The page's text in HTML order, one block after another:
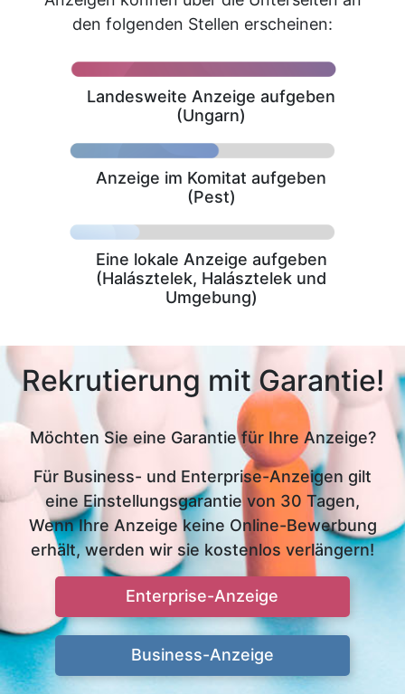
den folgenden Stellen erscheinen:
Landesweite Anzeige aufgeben
(Ungarn)
Anzeige im Komitat aufgeben
(Pest)
Eine lokale Anzeige aufgeben
(Halásztelek, Halásztelek und
Umgebung)
Rekrutierung mit Garantie!
Möchten Sie eine Garantie für Ihre Anzeige?
Für Business- und Enterprise-Anzeigen gilt
eine Einstellungsgarantie von 30 Tagen,
Wenn Ihre Anzeige keine Online-Bewerbung
erhält, werden wir sie kostenlos verlängern!
Enterprise-Anzeige
Business-Anzeige